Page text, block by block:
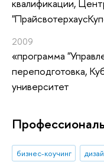
квалификации,
2009
«программа
переподготовка,
университет
бизнес-коучинг